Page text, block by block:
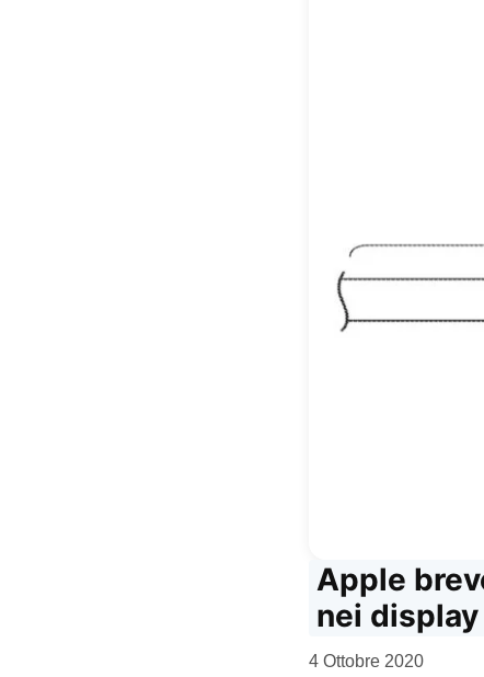
Apple
nei
da
4 Ottobre 2020